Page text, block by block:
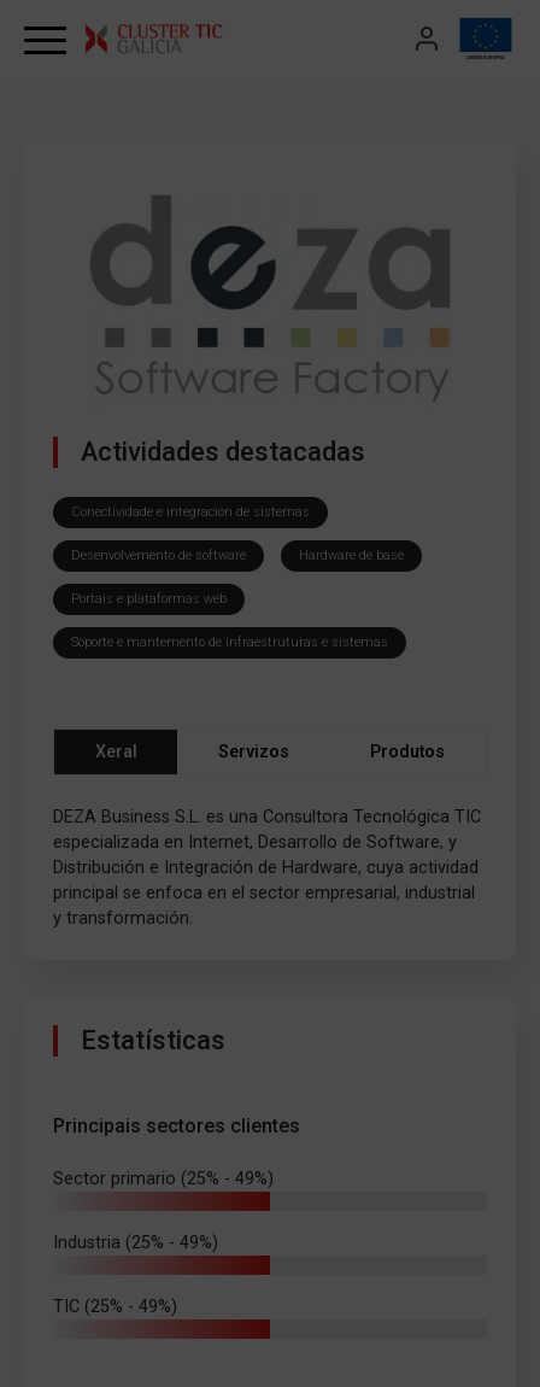
Actividades destacadas
Conectividade e integración de sistemas
Desenvolvemento de software Hardware de base
Portais e plataformas web
Soporte e mantemento de infraestruturas e sistemas
Xeral Servizos Produtos
DEZA Business S.L. es una Consultora Tecnológica TIC
especializada en Internet, Desarrollo de Software, y
Distribución e Integración de Hardware, cuya actividad
principal se enfoca en el sector empresarial, industrial
y transformación.
Estatísticas
Principais sectores clientes
Sector primario (25% - 49%)
Industria (25% - 49%)
TIC (25% - 49%)